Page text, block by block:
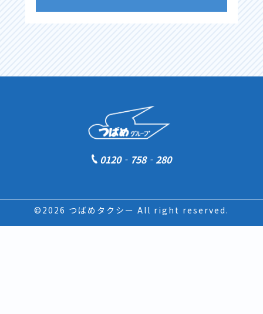
0120‐758‐280
©2026 つばめタクシー All right reserved.